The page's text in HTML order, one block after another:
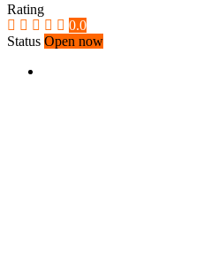
Rating
0.0
Status Open now